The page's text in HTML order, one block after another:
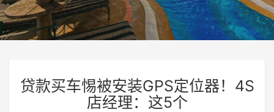
贷款买车惕被安装GPS定位器！4S
店经理：这5个